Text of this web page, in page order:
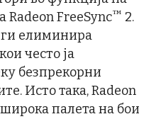
Radeon FreeSync™ 2.
елиминира
често ја
безпрекорни
Исто така, Radeon
палета на бои